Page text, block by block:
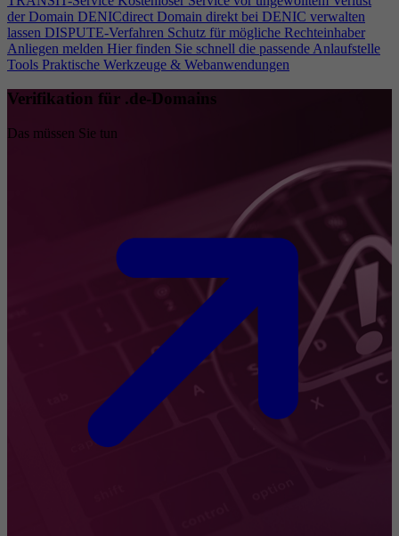
der Domain DENICdirect Domain direkt bei DENIC verwalten
lassen DISPUTE-Verfahren Schutz für mögliche Rechteinhaber
Anliegen melden Hier finden Sie schnell die passende Anlaufstelle
Tools Praktische Werkzeuge & Webanwendungen
Verifikation für .de-Domains
Das müssen Sie tun